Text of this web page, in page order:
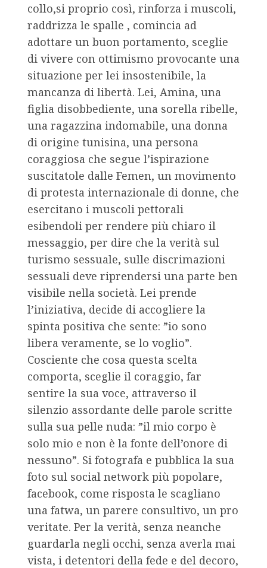
collo,si proprio così, rinforza i muscoli,
raddrizza le spalle , comincia ad
adottare un buon portamento, sceglie
di vivere con ottimismo provocante una
situazione per lei insostenibile, la
mancanza di libertà. Lei, Amina, una
figlia disobbediente, una sorella ribelle,
una ragazzina indomabile, una donna
di origine tunisina, una persona
coraggiosa che segue l’ispirazione
suscitatole dalle Femen, un movimento
di protesta internazionale di donne, che
esercitano i muscoli pettorali
esibendoli per rendere più chiaro il
messaggio, per dire che la verità sul
turismo sessuale, sulle discrimazioni
sessuali deve riprendersi una parte ben
visibile nella società. Lei prende
l’iniziativa, decide di accogliere la
spinta positiva che sente: ”io sono
libera veramente, se lo voglio”.
Cosciente che cosa questa scelta
comporta, sceglie il coraggio, far
sentire la sua voce, attraverso il
silenzio assordante delle parole scritte
sulla sua pelle nuda: ”il mio corpo è
solo mio e non è la fonte dell’onore di
nessuno”. Si fotografa e pubblica la sua
foto sul social network più popolare,
facebook, come risposta le scagliano
una fatwa, un parere consultivo, un pro
veritate. Per la verità, senza neanche
guardarla negli occhi, senza averla mai
vista, i detentori della fede e del decoro,